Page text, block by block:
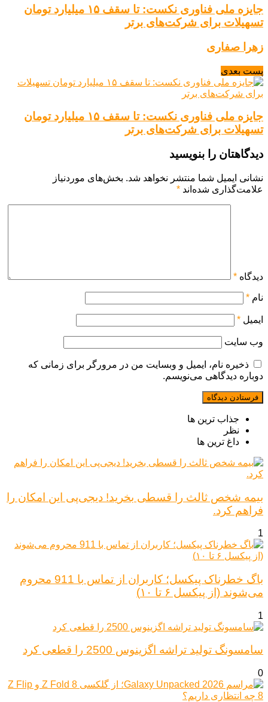
جایزه ملی فناوری نکست: تا سقف ۱۵ میلیارد تومان
تسهیلات برای شرکت‌های برتر
زهرا صفاری
پست بعدی
جایزه ملی فناوری نکست: تا سقف ۱۵ میلیارد تومان
تسهیلات برای شرکت‌های برتر
دیدگاهتان را بنویسید
نشانی ایمیل شما منتشر نخواهد شد. بخش‌های موردنیاز
علامت‌گذاری شده‌اند *
دیدگاه *
نام *
ایمیل *
وب‌ سایت
ذخیره نام، ایمیل و وبسایت من در مرورگر برای زمانی که
دوباره دیدگاهی می‌نویسم.
جذاب ترین ها
نظر
داغ ترین ها
بیمه شخص ثالث را قسطی بخرید! دیجی‌پی این امکان را
فراهم کرد.
1
باگ خطرناک پیکسل؛ کاربران از تماس با 911 محروم
می‌شوند (از پیکسل ۶ تا ۱۰)
1
سامسونگ تولید تراشه اگزینوس 2500 را قطعی کرد
0